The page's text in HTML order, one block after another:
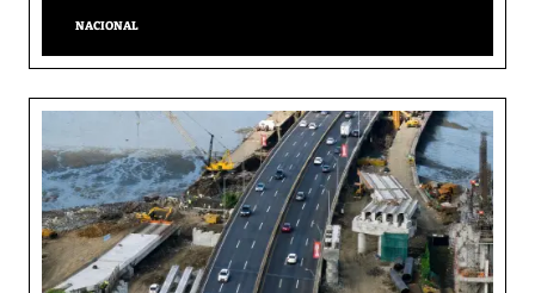
NACIONAL